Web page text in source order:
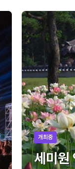
개최중
세미원